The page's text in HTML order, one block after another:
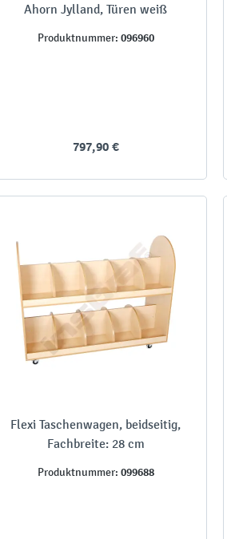
Ahorn Jylland, Türen weiß
Produktnummer: 096960
797,90 €
Flexi Taschenwagen, beidseitig,
Fachbreite: 28 cm
Produktnummer: 099688